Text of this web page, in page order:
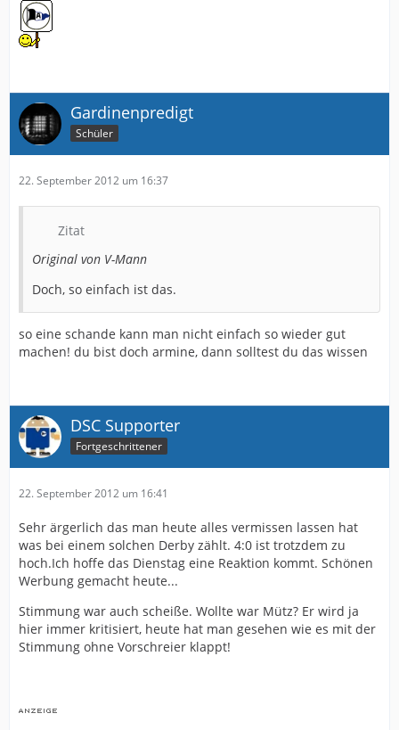
Gardinenpredigt
Schüler
22. September 2012 um 16:37
Zitat
Original von V-Mann
Doch, so einfach ist das.
so eine schande kann man nicht einfach so wieder gut
machen! du bist doch armine, dann solltest du das wissen
DSC Supporter
Fortgeschrittener
22. September 2012 um 16:41
Sehr ärgerlich das man heute alles vermissen lassen hat
was bei einem solchen Derby zählt. 4:0 ist trotzdem zu
hoch.Ich hoffe das Dienstag eine Reaktion kommt. Schönen
Werbung gemacht heute...
Stimmung war auch scheiße. Wollte war Mütz? Er wird ja
hier immer kritisiert, heute hat man gesehen wie es mit der
Stimmung ohne Vorschreier klappt!